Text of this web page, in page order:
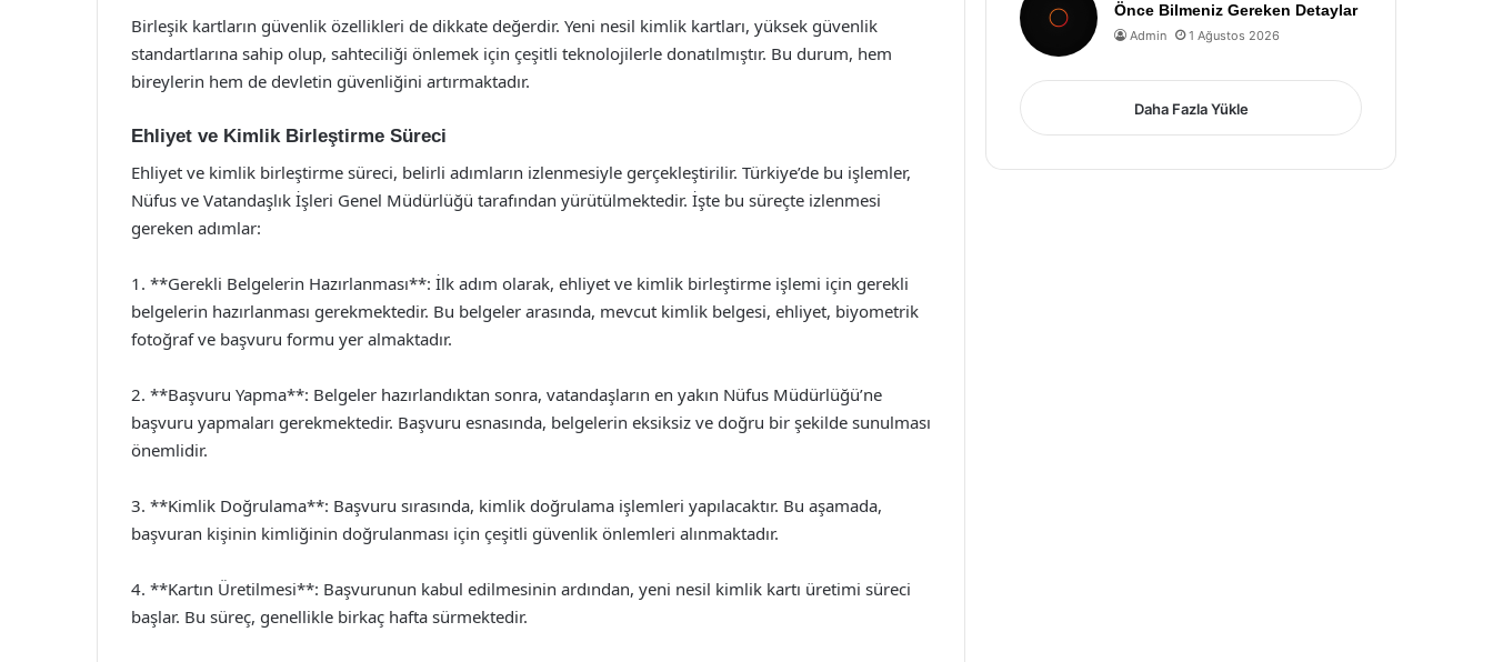
Birleşik kartların güvenlik özellikleri de dikkate değerdir. Yeni nesil kimlik kartları, yüksek güvenlik
standartlarına sahip olup, sahteciliği önlemek için çeşitli teknolojilerle donatılmıştır. Bu durum, hem
bireylerin hem de devletin güvenliğini artırmaktadır.
Ehliyet ve Kimlik Birleştirme Süreci
Ehliyet ve kimlik birleştirme süreci, belirli adımların izlenmesiyle gerçekleştirilir. Türkiye’de bu işlemler,
Nüfus ve Vatandaşlık İşleri Genel Müdürlüğü tarafından yürütülmektedir. İşte bu süreçte izlenmesi
gereken adımlar:
1. **Gerekli Belgelerin Hazırlanması**: İlk adım olarak, ehliyet ve kimlik birleştirme işlemi için gerekli
belgelerin hazırlanması gerekmektedir. Bu belgeler arasında, mevcut kimlik belgesi, ehliyet, biyometrik
fotoğraf ve başvuru formu yer almaktadır.
2. **Başvuru Yapma**: Belgeler hazırlandıktan sonra, vatandaşların en yakın Nüfus Müdürlüğü’ne
başvuru yapmaları gerekmektedir. Başvuru esnasında, belgelerin eksiksiz ve doğru bir şekilde sunulması
önemlidir.
3. **Kimlik Doğrulama**: Başvuru sırasında, kimlik doğrulama işlemleri yapılacaktır. Bu aşamada,
başvuran kişinin kimliğinin doğrulanması için çeşitli güvenlik önlemleri alınmaktadır.
4. **Kartın Üretilmesi**: Başvurunun kabul edilmesinin ardından, yeni nesil kimlik kartı üretimi süreci
başlar. Bu süreç, genellikle birkaç hafta sürmektedir.
Önce Bilmeniz Gereken Detaylar
Admin 1 Ağustos 2026
Daha Fazla Yükle